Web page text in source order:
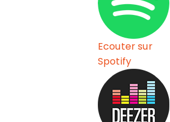
Ecouter sur
Spotify